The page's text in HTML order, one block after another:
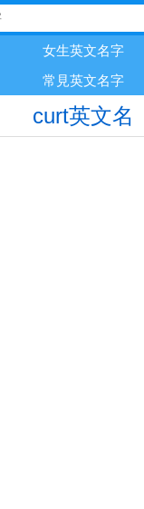
女生英文名字
常見英文名字
curt英文名